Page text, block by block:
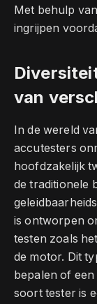
Met behulp
ingrijpen
van
In de wereld
accutesters
hoofdzakelijk
de traditionele
is ontworpen
testen zoals
de motor. Dit
bepalen of
soort tester is